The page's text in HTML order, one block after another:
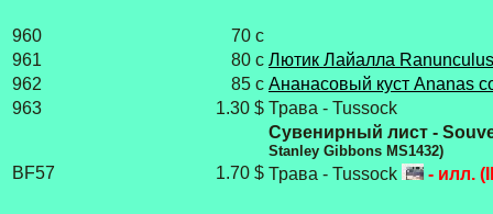
960
70 с
961
80 с Лютик Лайалла
962
85 с Ананасовый куст Ananas
963
1.30 $ Трава - Tussock
Сувенирный лист -
Stanley Gibbons MS1432)
BF57 1.70 $ Трава - Tussock - илл.